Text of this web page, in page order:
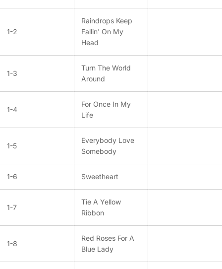
1-2
Raindrops Keep
Fallin' On My
Head
1-3
Turn The World
Around
1-4
For Once In My
Life
1-5
Everybody Love
Somebody
1-6 Sweetheart
1-7
Tie A Yellow
Ribbon
1-8
Red Roses For A
Blue Lady